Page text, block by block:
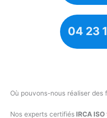
04 23
Où pouvons-nous réaliser des
Nos experts certifiés IRCA